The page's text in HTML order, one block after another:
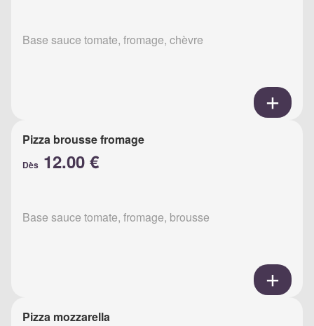
Base sauce tomate, fromage, chèvre
Pizza brousse fromage
Dès 12.00 €
Base sauce tomate, fromage, brousse
Pizza mozzarella